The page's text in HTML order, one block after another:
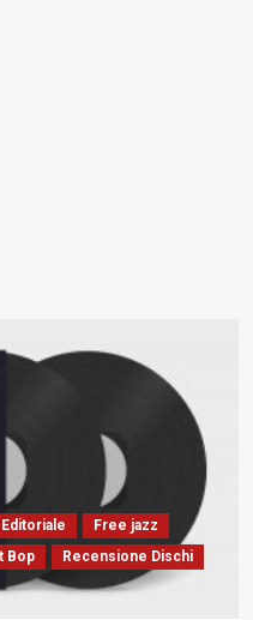
Editoriale
Free jazz
Bop
Recensione Dischi